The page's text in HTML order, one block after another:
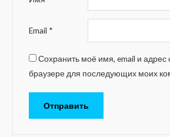
Email *
Сохранить моё имя, email и адрес
браузере для последующих моих